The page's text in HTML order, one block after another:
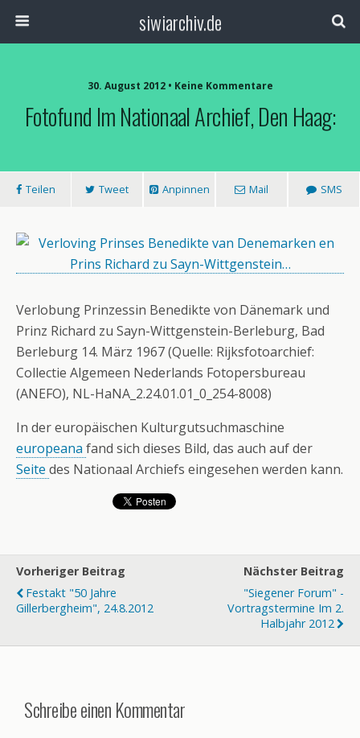
siwiarchiv.de
30. August 2012 • Keine Kommentare
Fotofund Im Nationaal Archief, Den Haag:
Teilen Tweet Anpinnen Mail SMS
Verlobung Prinzessin Benedikte von Dänemark und
Prinz Richard zu Sayn-Wittgenstein-Berleburg, Bad
Berleburg 14. März 1967 (Quelle: Rijksfotoarchief:
Collectie Algemeen Nederlands Fotopersbureau
(ANEFO), NL-HaNA_2.24.01.01_0_254-8008)
In der europäischen Kulturgutsuchmaschine
europeana fand sich dieses Bild, das auch auf der
Seite des Nationaal Archiefs eingesehen werden kann.
Vorheriger Beitrag
Festakt "50 Jahre
Gillerbergheim", 24.8.2012
Nächster Beitrag
"Siegener Forum" -
Vortragstermine Im 2.
Halbjahr 2012
Schreibe einen Kommentar